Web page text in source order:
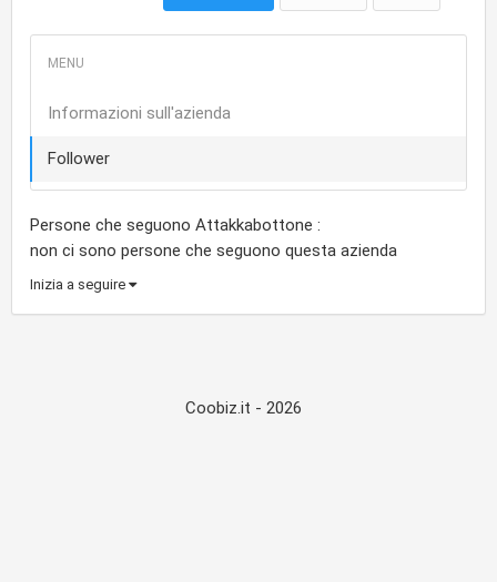
Informazioni sull'azienda
Follower
Persone che seguono Attakkabottone :
non ci sono persone che seguono questa azienda
Inizia a seguire
Coobiz.it - 2026